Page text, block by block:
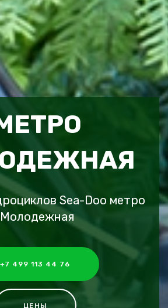
Sea-Doo метро
Молодежная
+7 499 113 44 76
ЦЕНЫ